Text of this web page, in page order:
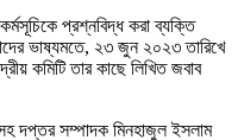
প্রশ্নবিদ্ধ করা ব্যক্তি
ভাষ্যমতে, ২৩ জুন ২০২৩ তারিখে
কমিটি তার কাছে লিখিত জবাব
সহ দপ্তর সম্পাদক মিনহাজুল ইসলাম